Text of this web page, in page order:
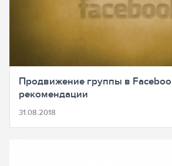
Продвижение группы в
рекомендации
31.08.2018